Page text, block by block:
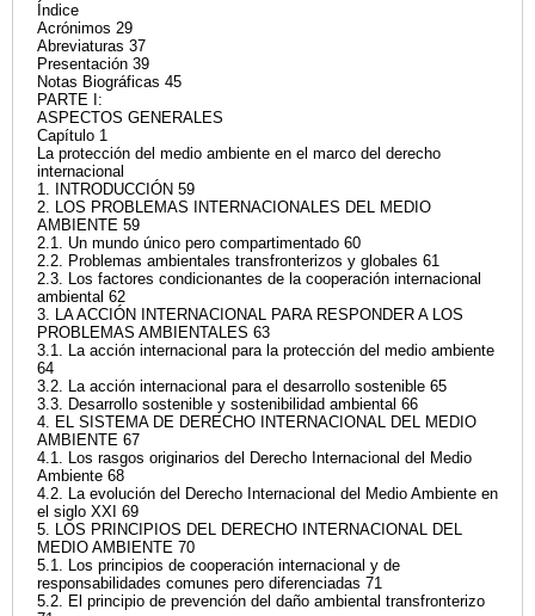
Índice
Acrónimos 29
Abreviaturas 37
Presentación 39
Notas Biográficas 45
PARTE I:
ASPECTOS GENERALES
Capítulo 1
La protección del medio ambiente en el marco del derecho
internacional
1. INTRODUCCIÓN 59
2. LOS PROBLEMAS INTERNACIONALES DEL MEDIO
AMBIENTE 59
2.1. Un mundo único pero compartimentado 60
2.2. Problemas ambientales transfronterizos y globales 61
2.3. Los factores condicionantes de la cooperación internacional
ambiental 62
3. LA ACCIÓN INTERNACIONAL PARA RESPONDER A LOS
PROBLEMAS AMBIENTALES 63
3.1. La acción internacional para la protección del medio ambiente
64
3.2. La acción internacional para el desarrollo sostenible 65
3.3. Desarrollo sostenible y sostenibilidad ambiental 66
4. EL SISTEMA DE DERECHO INTERNACIONAL DEL MEDIO
AMBIENTE 67
4.1. Los rasgos originarios del Derecho Internacional del Medio
Ambiente 68
4.2. La evolución del Derecho Internacional del Medio Ambiente en
el siglo XXI 69
5. LOS PRINCIPIOS DEL DERECHO INTERNACIONAL DEL
MEDIO AMBIENTE 70
5.1. Los principios de cooperación internacional y de
responsabilidades comunes pero diferenciadas 71
5.2. El principio de prevención del daño ambiental transfronterizo